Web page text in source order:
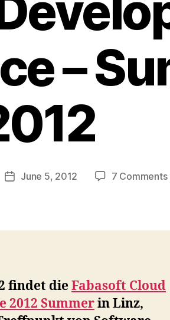
–
PostJune 5, 2012 7 Comments
findet dieFabasoft Cloud
2012 Summerin Linz,